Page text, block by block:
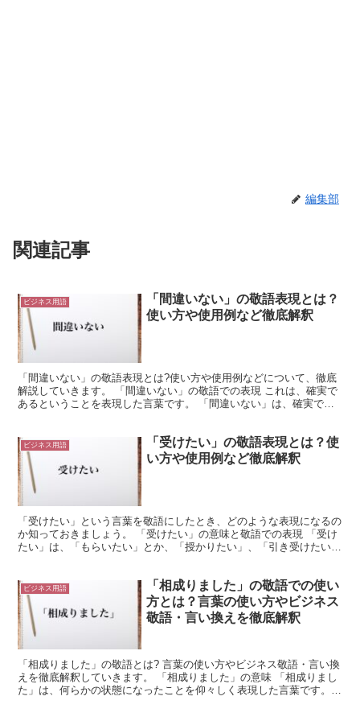
編集部
関連記事
ビジネス用語
「間違いない」の敬語表現とは？
使い方や使用例など徹底解釈
「間違いない」の敬語表現とは?使い方や使用例などについて、徹底
解説していきます。 「間違いない」の敬語での表現 これは、確実で
あるということを表現した言葉です。 「間違いない」は、確実であ
ビジネス用語
「受けたい」の敬語表現とは？使
い方や使用例など徹底解釈
「受けたい」という言葉を敬語にしたとき、どのような表現になるの
か知っておきましょう。 「受けたい」の意味と敬語での表現 「受け
たい」は、「もらいたい」とか、「授かりたい」、「引き受けたい」
ビジネス用語
「相成りました」の敬語での使い
方とは？言葉の使い方やビジネス
敬語・言い換えを徹底解釈
「相成りました」の敬語とは? 言葉の使い方やビジネス敬語・言い換
えを徹底解釈していきます。 「相成りました」の意味 「相成りまし
た」は、何らかの状態になったことを仰々しく表現した言葉です。